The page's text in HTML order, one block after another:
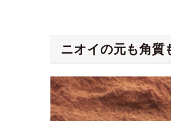
ニオイの元も角質